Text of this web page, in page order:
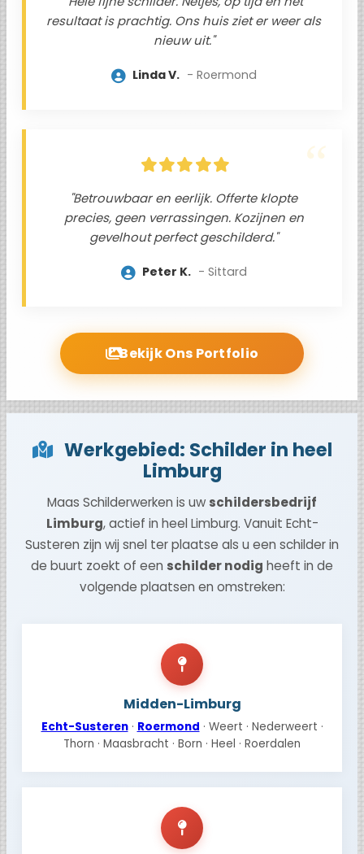
resultaat is prachtig. Ons huis ziet er weer als
nieuw uit."
Linda V. Roermond
"Betrouwbaar en eerlijk. Offerte klopte
precies, geen verrassingen. Kozijnen en
gevelhout perfect geschilderd."
Peter K. Sittard
Bekijk Ons Portfolio
Werkgebied: Schilder in heel
Limburg
Maas Schilderwerken is uw schildersbedrijf
Limburg, actief in heel Limburg. Vanuit Echt-
Susteren zijn wij snel ter plaatse als u een schilder in
de buurt zoekt of een schilder nodig heeft in de
volgende plaatsen en omstreken:
Midden-Limburg
Echt-Susteren· Roermond · Weert · Nederweert ·
Thorn · Maasbracht · Born · Heel · Roerdalen